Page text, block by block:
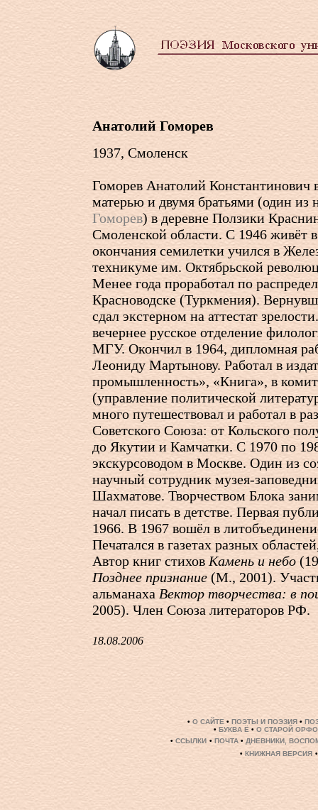
Анатолий Гоморев
1937, Смоленск
Гоморев Анатолий Константинович
матерью и двумя братьями (один из
Гоморев) в деревне Ползики
Смоленской области. С 1946 живёт
окончания семилетки учился в
техникуме им. Октябрьской
Менее года проработал по
Красноводске (Туркмения).
сдал экстерном на аттестат
вечернее русское отделение
МГУ. Окончил в 1964, дипломная
Леониду Мартынову. Работал в
промышленность», «Книга», в
(управление политической
много путешествовал и работал в
Советского Союза: от Кольского
до Якутии и Камчатки. С 1970 по
экскурсоводом в Москве. Один из
научный сотрудник музея-
Шахматове. Творчеством Блока
начал писать в детстве. Первая
1966. В 1967 вошёл в
Печатался в газетах разных
Автор книг стихов Камень и небо
Позднее признание (М., 2001).
альманаха Вектор творчества: в
2005). Член Союза литераторов РФ.
18.08.2006